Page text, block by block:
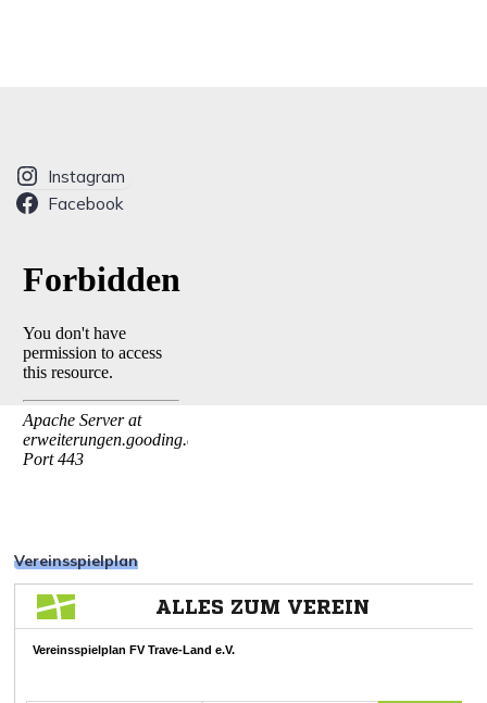
Instagram
Facebook
Vereinsspielplan